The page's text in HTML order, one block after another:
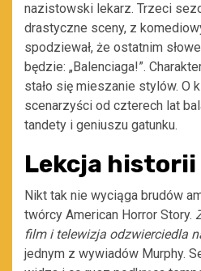
nazistowski lekarz. Trzeci
drastyczne sceny, z
spodziewał, że ostatnim
będzie: „Balenciaga!”.
stało się mieszanie stylów. O
scenarzyści od czterech lat
tandety i geniuszu gatunku.
Lekcja historii
Nikt tak nie wyciąga brudów
twórcy American Horror Story.
film i telewizja odzwierciedla
jednym z wywiadów Murphy.